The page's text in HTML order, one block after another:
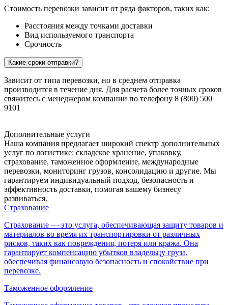
Стоимость перевозки зависит от ряда факторов, таких как:
Расстояния между точками доставки
Вид используемого транспорта
Срочность
Какие сроки отправки?
Зависит от типа перевозки, но в среднем отправка
производится в течение дня. Для расчета более точных сроков
свяжитесь с менеджером компании по телефону 8 (800) 500
9101
Дополнительные услуги
Наша компания предлагает широкий спектр дополнительных
услуг по логистике: складское хранение, упаковку,
страхование, таможенное оформление, международные
перевозки, мониторинг грузов, консолидацию и другие. Мы
гарантируем индивидуальный подход, безопасность и
эффективность доставки, помогая вашему бизнесу
развиваться.
Страхование
Страхование — это услуга, обеспечивающая защиту товаров и
материалов во время их транспортировки от различных
рисков, таких как повреждения, потеря или кража. Она
гарантирует компенсацию убытков владельцу груза,
обеспечивая финансовую безопасность и спокойствие при
перевозке.
Таможенное оформление